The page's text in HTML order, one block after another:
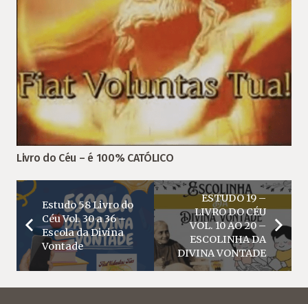
Livro do Céu – é 100% CATÓLICO
Estudo 58 Livro do
Céu Vol. 30 a 36 –
Escola da Divina
Vontade
ESTUDO 19 –
LIVRO DO CÉU
VOL. 10 AO 20 –
ESCOLINHA DA
DIVINA VONTADE